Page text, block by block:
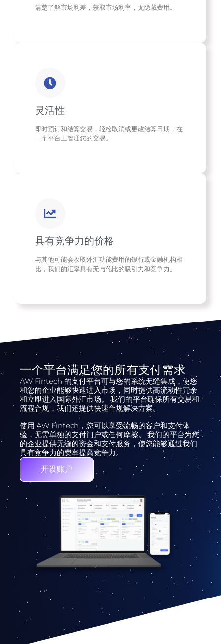
清楚了解市场利差，获取市场利率，无隐藏费用。
灵活性
即时预订和结算交易，轻松取消或更改结算日期，在
一个平台上管理您的交易。
具有竞争力的价格
与其他可能会收取外汇功能费用的银行或金融机构相
比，我们的汇率具有无与伦比的吸引力和竞争力。
一个平台满足您的所有支付需求
AW Fintech 的支付平台可与您的系统无缝集成，使您
和您的企业能够快速进入市场，同时提供高流动性冗余
和立即进入国际外汇市场。 我们的平台确保所有交易和
流程合规，我们还提供快速合规解决方案。
使用 AW Fintech，您可以享受流畅的客户和支付体
验，无需单独的支付门户或任何摩擦。 我们的平台为您
的企业提供无缝的资金和支付服务，使您能够通过我们
具有竞争力的费率提高竞争力。
开设账户